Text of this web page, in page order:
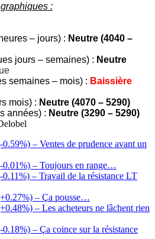
:
– jours) : Neutre (4040 –
jours – semaines) : Neutre
semaines – mois) : Baissière
mois) : Neutre (4070 – 5290)
années) : Neutre (3290 – 5290)
– Ventes de prudence avant un
– Toujours en range…
– Travail de la résistance LT
– Ça pousse…
– Les acheteurs ne lâchent rien
– Ça coince sur la résistance